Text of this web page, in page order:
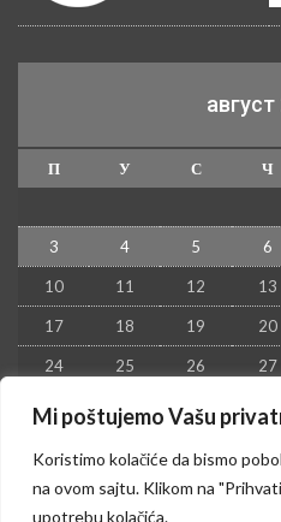
Mi poštujemo Vašu
Koristimo kolačiće da bismo
na ovom sajtu. Klikom na
upotrebu kolačića.
август
П У С Ч
3 4 5 6
10 11 12 13
17 18 19 20
24 25 26 27
31